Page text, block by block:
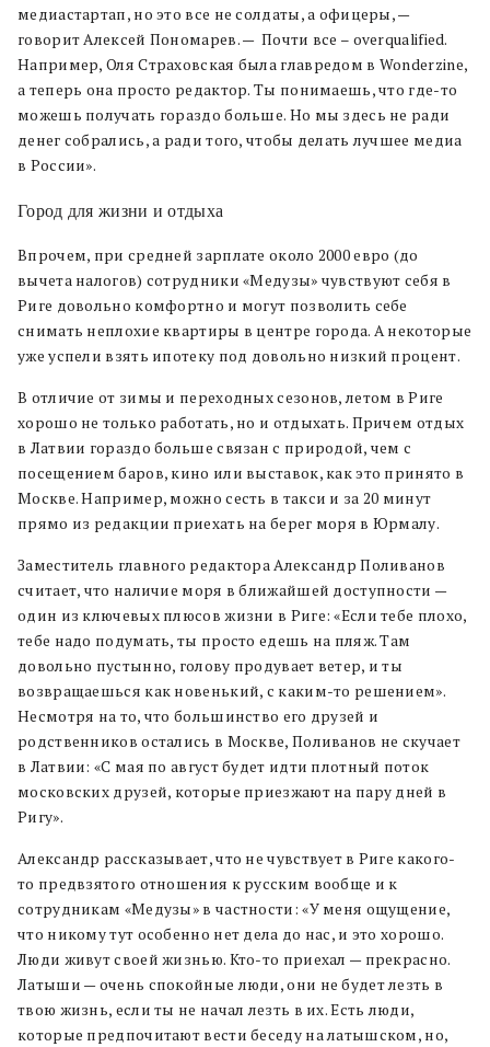
медиастартап, но это все не солдаты, а офицеры, —
говорит Алексей Пономарев. — Почти все – overqualified.
Например, Оля Страховская была главредом в Wonderzine,
а теперь она просто редактор. Ты понимаешь, что где-то
можешь получать гораздо больше. Но мы здесь не ради
денег собрались, а ради того, чтобы делать лучшее медиа
в России».
Город для жизни и отдыха
Впрочем, при средней зарплате около 2000 евро (до
вычета налогов) сотрудники «Медузы» чувствуют себя в
Риге довольно комфортно и могут позволить себе
снимать неплохие квартиры в центре города. А некоторые
уже успели взять ипотеку под довольно низкий процент.
В отличие от зимы и переходных сезонов, летом в Риге
хорошо не только работать, но и отдыхать. Причем отдых
в Латвии гораздо больше связан с природой, чем с
посещением баров, кино или выставок, как это принято в
Москве. Например, можно сесть в такси и за 20 минут
прямо из редакции приехать на берег моря в Юрмалу.
Заместитель главного редактора Александр Поливанов
считает, что наличие моря в ближайшей доступности —
один из ключевых плюсов жизни в Риге: «Если тебе плохо,
тебе надо подумать, ты просто едешь на пляж. Там
довольно пустынно, голову продувает ветер, и ты
возвращаешься как новенький, с каким-то решением».
Несмотря на то, что большинство его друзей и
родственников остались в Москве, Поливанов не скучает
в Латвии: «С мая по август будет идти плотный поток
московских друзей, которые приезжают на пару дней в
Ригу».
Александр рассказывает, что не чувствует в Риге какого-
то предвзятого отношения к русским вообще и к
сотрудникам «Медузы» в частности: «У меня ощущение,
что никому тут особенно нет дела до нас, и это хорошо.
Люди живут своей жизнью. Кто-то приехал — прекрасно.
Латыши — очень спокойные люди, они не будет лезть в
твою жизнь, если ты не начал лезть в их. Есть люди,
которые предпочитают вести беседу на латышском, но,